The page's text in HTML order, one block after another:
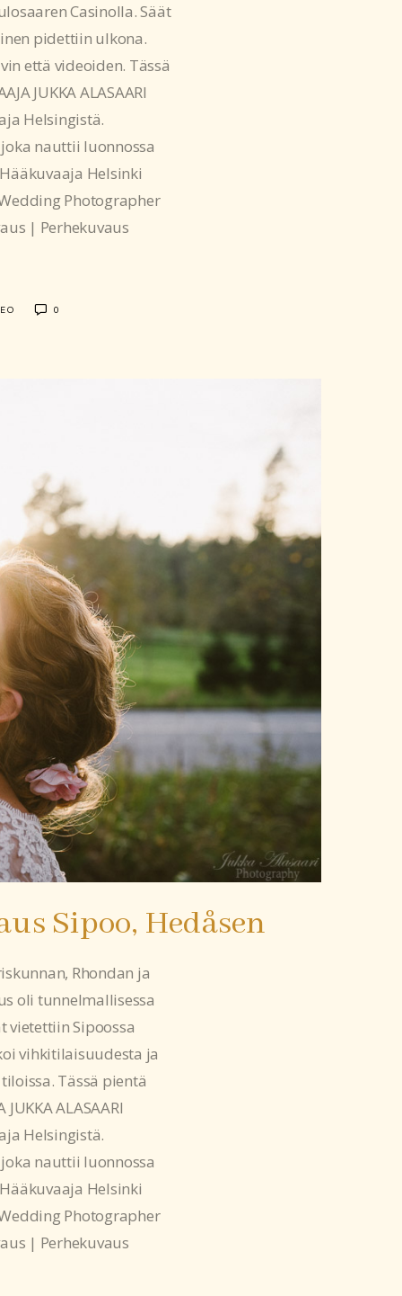
Casinolla. Säät
pidettiin ulkona.
että videoiden. Tässä
JUKKA ALASAARI
Helsingistä.
nauttii luonnossa
Helsinki
Photographer
| Perhekuvaus
0
Sipoo, Hedåsen
Rhondan ja
oli tunnelmallisessa
vietettiin Sipoossa
vihkitilaisuudesta ja
Tässä pientä
ALASAARI
Helsingistä.
nauttii luonnossa
Helsinki
Photographer
| Perhekuvaus